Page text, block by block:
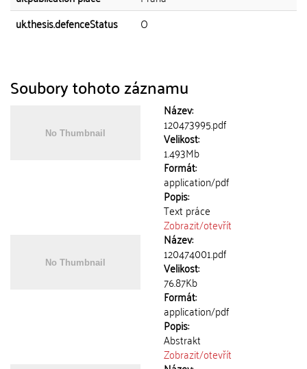
uk.thesis.defenceStatus
O
Soubory tohoto záznamu
Název:
120473995.pdf
Velikost:
1.493Mb
Formát:
application/pdf
Popis:
Text práce
Zobrazit/otevřít
Název:
120474001.pdf
Velikost:
76.87Kb
Formát:
application/pdf
Popis:
Abstrakt
Zobrazit/otevřít